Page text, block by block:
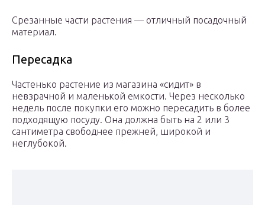
Срезанные части растения — отличный посадочный
материал.
Пересадка
Частенько растение из магазина «сидит» в
невзрачной и маленькой емкости. Через несколько
недель после покупки его можно пересадить в более
подходящую посуду. Она должна быть на 2 или 3
сантиметра свободнее прежней, широкой и
неглубокой.